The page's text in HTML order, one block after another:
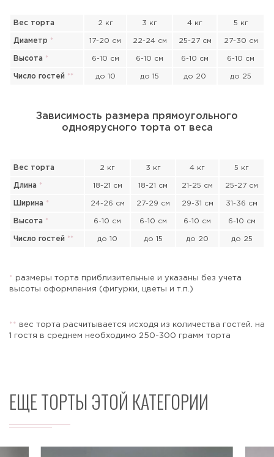
Вес торта 2 кг 3 кг 4 кг 5 кг
Диаметр * 17-20 см 22-24 см 25-27 см 27-30 см
Высота * 6-10 см 6-10 см 6-10 см 6-10 см
Число гостей ** до 10 до 15 до 20 до 25
Зависимость размера прямоугольного
одноярусного торта от веса
Вес торта 2 кг 3 кг 4 кг 5 кг
Длина * 18-21 см 18-21 см 21-25 см 25-27 см
Ширина * 24-26 см 27-29 см 29-31 см 31-36 см
Высота * 6-10 см 6-10 см 6-10 см 6-10 см
Число гостей ** до 10 до 15 до 20 до 25
*
размеры торта приблизительные и указаны без учета
высоты оформления (фигурки, цветы и т.п.)
* *
вес торта расчитывается исходя из количества гостей. на
1 гостя в среднем необходимо 250-300 грамм торта
ЕЩЕ ТОРТЫ ЭТОЙ КАТЕГОРИИ
Прикрепить файл или фото
Отправить